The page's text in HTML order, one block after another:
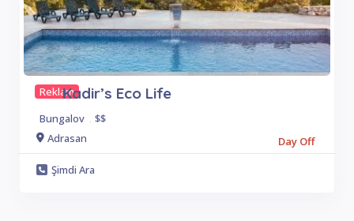
ReklamKadir’s Eco Life
Bungalov . $$
Adrasan
Day Off
Şimdi Ara